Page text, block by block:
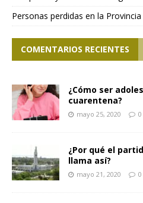
Personas perdidas en la
COMENTARIOS RECIENTES
¿Cómo ser
cuarentena?
mayo 25, 2020 0
¿Por qué el
llama así?
mayo 21, 2020 0